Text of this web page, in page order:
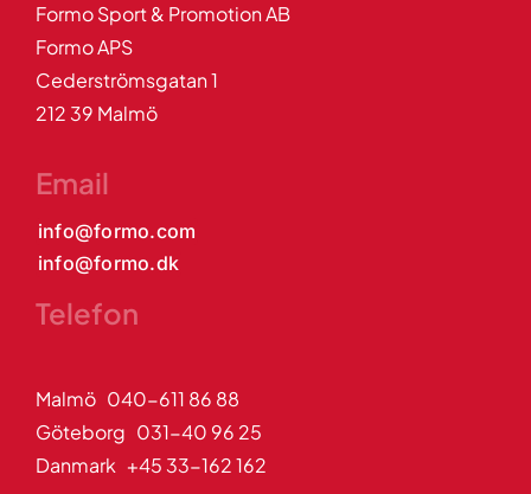
Formo Sport & Promotion AB
Formo APS
Cederströmsgatan 1
212 39 Malmö
Email
info@formo.com
info@formo.dk
Telefon
Malmö 040-611 86 88
Göteborg 031-40 96 25
Danmark +45 33-162 162